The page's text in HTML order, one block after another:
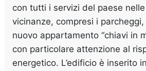
con tutti i servizi del paese
vicinanze, compresi i
nuovo appartamento “chiavi in
con particolare attenzione al
energetico. L’edificio è inserito